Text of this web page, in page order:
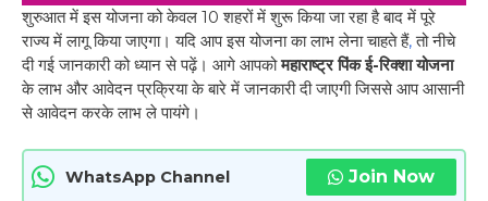
शुरुआत में इस योजना को केवल 10 शहरों में शुरू किया जा रहा है बाद में पूरे
राज्य में लागू किया जाएगा। यदि आप इस योजना का लाभ लेना चाहते हैं,तो नीचे
दी गई जानकारी को ध्यान से पढ़ें। आगे आपकोमहाराष्ट्र पिंक ई-रिक्शा योजना
के लाभ और आवेदन प्रक्रिया के बारे में जानकारी दी जाएगी जिससे आप आसानी
से आवेदन करके लाभ ले पायंगे।
WhatsApp Channel Join Now